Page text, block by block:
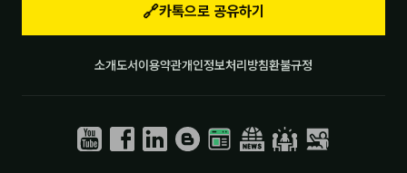
🔗카톡으로 공유하기
소개도서이용약관개인정보처리방침환불규정